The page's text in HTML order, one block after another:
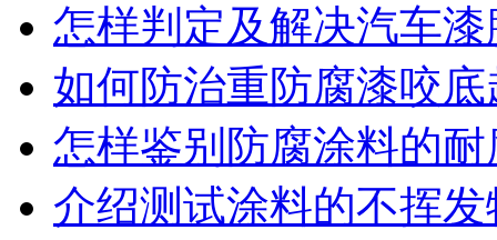
怎样判定及解决汽车
如何防治重防腐漆咬底
怎样鉴别防腐涂料的
介绍测试涂料的不挥